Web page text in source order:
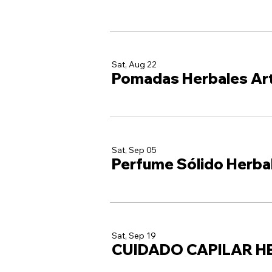
Sat, Aug 22
Pomadas Herbales
Sat, Sep 05
Perfume Sólido
Sat, Sep 19
CUIDADO CAPILAR